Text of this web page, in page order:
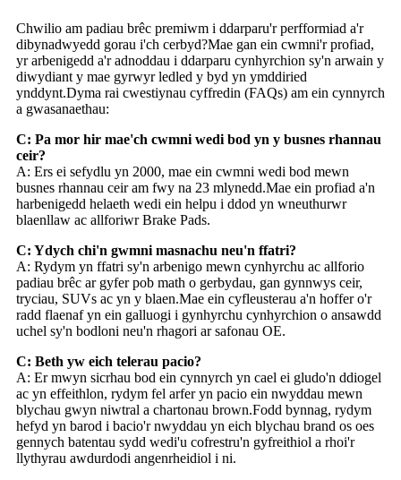
Chwilio am padiau brêc premiwm i ddarparu'r perfformiad a'r
dibynadwyedd gorau i'ch cerbyd?Mae gan ein cwmni'r profiad,
yr arbenigedd a'r adnoddau i ddarparu cynhyrchion sy'n arwain y
diwydiant y mae gyrwyr ledled y byd yn ymddiried
ynddynt.Dyma rai cwestiynau cyffredin (FAQs) am ein cynnyrch
a gwasanaethau:
C: Pa mor hir mae'ch cwmni wedi bod yn y busnes rhannau
ceir?
A: Ers ei sefydlu yn 2000, mae ein cwmni wedi bod mewn
busnes rhannau ceir am fwy na 23 mlynedd.Mae ein profiad a'n
harbenigedd helaeth wedi ein helpu i ddod yn wneuthurwr
blaenllaw ac allforiwr Brake Pads.
C: Ydych chi'n gwmni masnachu neu'n ffatri?
A: Rydym yn ffatri sy'n arbenigo mewn cynhyrchu ac allforio
padiau brêc ar gyfer pob math o gerbydau, gan gynnwys ceir,
tryciau, SUVs ac yn y blaen.Mae ein cyfleusterau a'n hoffer o'r
radd flaenaf yn ein galluogi i gynhyrchu cynhyrchion o ansawdd
uchel sy'n bodloni neu'n rhagori ar safonau OE.
C: Beth yw eich telerau pacio?
A: Er mwyn sicrhau bod ein cynnyrch yn cael ei gludo'n ddiogel
ac yn effeithlon, rydym fel arfer yn pacio ein nwyddau mewn
blychau gwyn niwtral a chartonau brown.Fodd bynnag, rydym
hefyd yn barod i bacio'r nwyddau yn eich blychau brand os oes
gennych batentau sydd wedi'u cofrestru'n gyfreithiol a rhoi'r
llythyrau awdurdodi angenrheidiol i ni.